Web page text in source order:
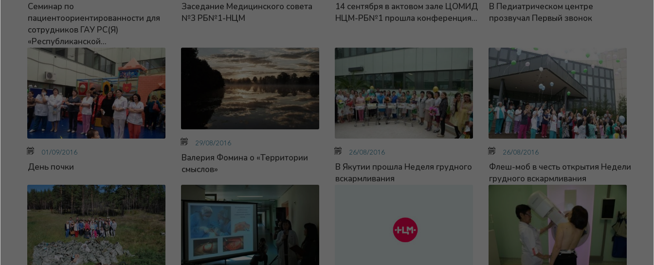
Семинар по
пациентоориентированности для
сотрудников ГАУ РС(Я)
«Республиканской...
Заседание Медицинского совета
№3 РБ№1-НЦМ
14 сентября в актовом зале ЦОМИД
НЦМ-РБ№1 прошла конференция...
В Педиатрическом центре
прозвучал Первый звонок
01/09/2016
День почки
29/08/2016
Валерия Фомина о «Территории
смыслов»
26/08/2016
В Якутии прошла Неделя грудного
вскармливания
26/08/2016
Флеш-моб в честь открытия Недели
грудного вскармливания